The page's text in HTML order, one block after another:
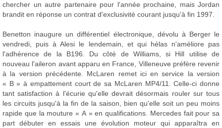
chercher un autre partenaire pour l'année prochaine, mais Jordan
brandit en réponse un contrat d'exclusivité courant jusqu'à fin 1997.
Benetton inaugure un différentiel électronique, dévolu à Berger le
vendredi, puis à Alesi le lendemain, et qui hélas n'améliore pas
l'adhérence de la B196. Du côté de Williams, si Hill utilise de
nouveau l'aileron avant apparu en France, Villeneuve préfère revenir
à la version précédente. McLaren remet ici en service la version
« B » à empattement court de sa McLaren MP4/11. Celle-ci donne
tant satisfaction à l'écurie qu'elle devrait désormais rouler sur tous
les circuits jusqu'à la fin de la saison, bien qu'elle soit un peu moins
rapide que la mouture « A » en qualifications. Mercedes fait pour sa
part débuter en essais une évolution moteur qui apparaîtra en